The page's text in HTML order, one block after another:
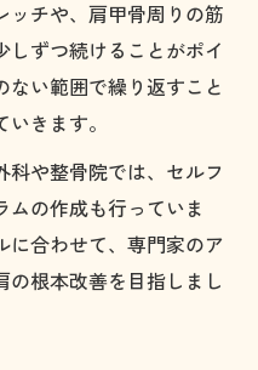
ッチや、肩甲骨周りの筋
ずつ続けることがポイ
ない範囲で繰り返すこと
きます。
や整骨院では、セルフ
の作成も行っていま
に合わせて、専門家のア
の根本改善を目指しまし